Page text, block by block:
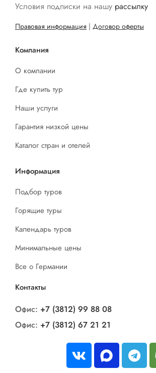
Условия подписки на нашу рассылку
Правовая информация | Договор оферты
Компания
О компании
Где купить тур
Наши услуги
Гарантия низкой цены
Каталог стран и отелей
Информация
Подбор туров
Горящие туры
Календарь туров
Минимальные цены
Все о Германии
Контакты
Офис: +7 (3812) 99 88 08
Офис: +7 (3812) 67 21 21